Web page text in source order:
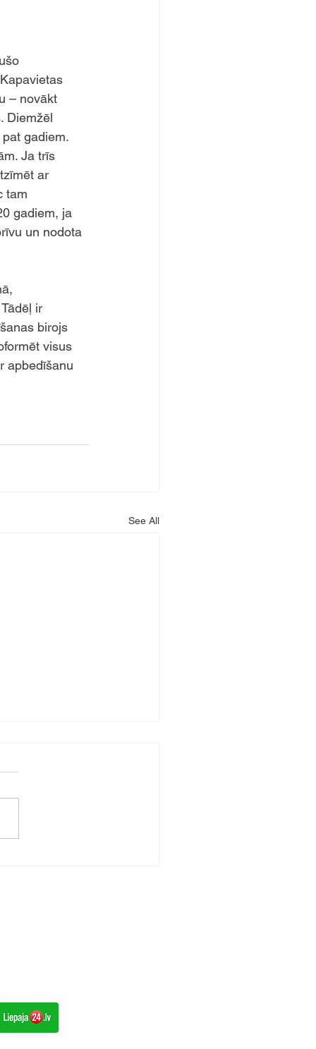
– novākt
Diemžēl
gadiem.
Ja trīs
ar
tam
gadiem, ja
un nodota
ir
birojs
visus
apbedīšanu
See All